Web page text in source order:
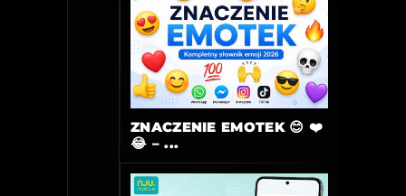
ZNACZENIE EMOTEK 😊 ❤️
😂 – ...